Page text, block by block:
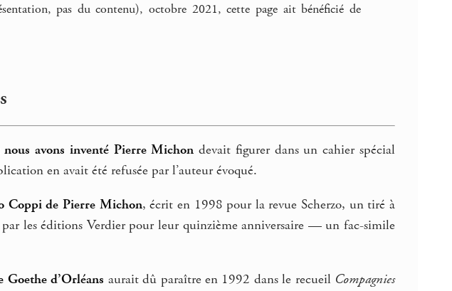
pas du contenu), octobre 2021, cette page ait bénéficié de
avons inventé Pierre Michon devait figurer dans un cahier spécial
en avait été refusée par l’auteur évoqué.
Coppi de Pierre Michon, écrit en 1998 pour la revue Scherzo, un tiré à
les éditions Verdier pour leur quinzième anniversaire — un fac-simile
Goethe d’Orléans aurait dû paraître en 1992 dans le recueil Compagnies